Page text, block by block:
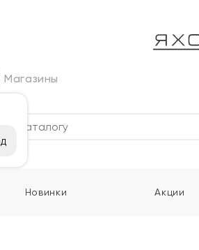
Магазины
Новинки Акции